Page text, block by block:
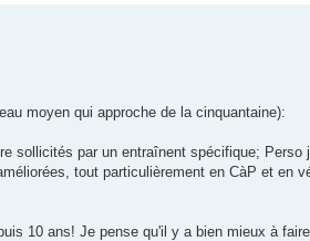
moyen qui approche de la cinquantaine):
sollicités par un entraînent spécifique;
tout particulièrement en CàP et en
10 ans! Je pense qu'il y a bien mieux à